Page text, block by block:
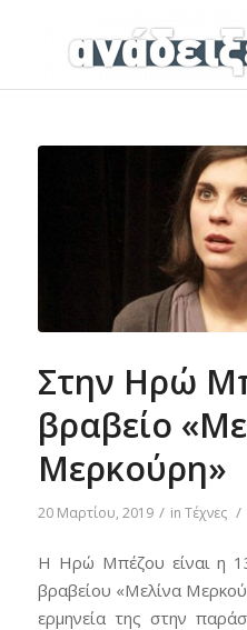
Στην Ηρώ
βραβείο
Μερκούρη»
20 Μαρτίου, 2019 / in Τέχνες /
H Ηρώ Μπέζου είναι η
βραβείου «Μελίνα
ερμηνεία της στην